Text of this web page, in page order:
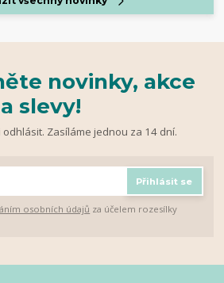
novinky, akce
a slevy!
Zasíláme jednou za 14 dní.
Přihlásit se
osobních údajů za účelem rozesílky